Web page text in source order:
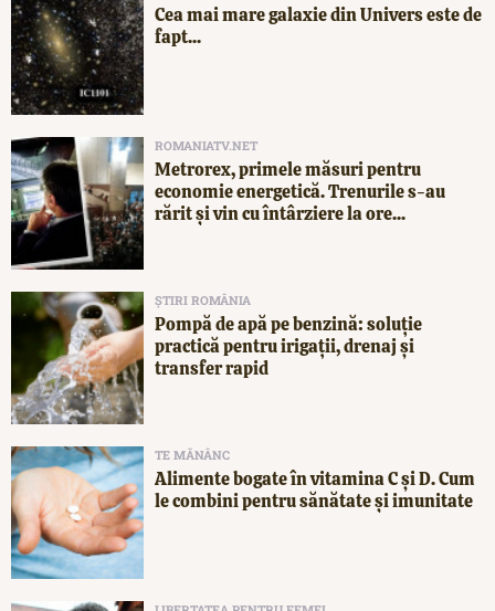
Cea mai mare galaxie din Univers este de
fapt...
ROMANIATV.NET
Metrorex, primele măsuri pentru
economie energetică. Trenurile s-au
rărit și vin cu întârziere la ore...
ȘTIRI ROMÂNIA
Pompă de apă pe benzină: soluție
practică pentru irigații, drenaj și
transfer rapid
TE MĂNÂNC
Alimente bogate în vitamina C și D. Cum
le combini pentru sănătate și imunitate